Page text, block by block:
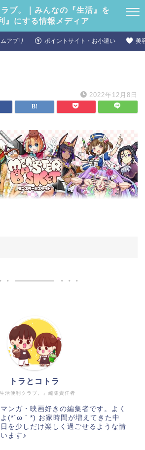
ブ。｜みんなの『生活』を
』にする情報メディア
アプリ ポイントサイト・お小遣い 美
2022年12月8日
生活便利クラブ。』編集責任者
トラとコトラ
ンガ・映画好きの編集者です。よく
(*´ω｀*) お家時間が増えてきた中
を少しだけ楽しく過ごせるような情
ます♪